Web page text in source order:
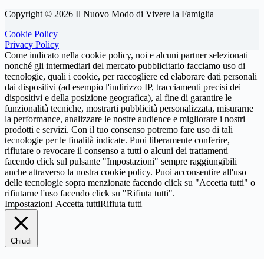
Copyright © 2026 Il Nuovo Modo di Vivere la Famiglia
Cookie Policy
Privacy Policy
Come indicato nella cookie policy, noi e alcuni partner selezionati
nonché gli intermediari del mercato pubblicitario facciamo uso di
tecnologie, quali i cookie, per raccogliere ed elaborare dati personali
dai dispositivi (ad esempio l'indirizzo IP, tracciamenti precisi dei
dispositivi e della posizione geografica), al fine di garantire le
funzionalità tecniche, mostrarti pubblicità personalizzata, misurarne
la performance, analizzare le nostre audience e migliorare i nostri
prodotti e servizi. Con il tuo consenso potremo fare uso di tali
tecnologie per le finalità indicate. Puoi liberamente conferire,
rifiutare o revocare il consenso a tutti o alcuni dei trattamenti
facendo click sul pulsante "Impostazioni" sempre raggiungibili
anche attraverso la nostra cookie policy. Puoi acconsentire all'uso
delle tecnologie sopra menzionate facendo click su "Accetta tutti" o
rifiutarne l'uso facendo click su "Rifiuta tutti".
Impostazioni Accetta tuttiRifiuta tutti
Chiudi